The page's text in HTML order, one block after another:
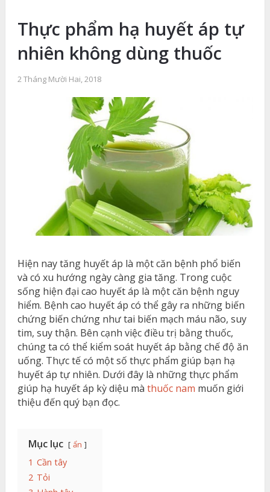
Thực phẩm hạ huyết áp tự
nhiên không dùng thuốc
2 Tháng Mười Hai, 2018
Hiện nay tăng huyết áp là một căn bệnh phổ biến
và có xu hướng ngày càng gia tăng. Trong cuộc
sống hiện đại cao huyết áp là một căn bệnh nguy
hiểm. Bệnh cao huyết áp có thể gây ra những biến
chứng biến chứng như tai biến mạch máu não, suy
tim, suy thận. Bên cạnh việc điều trị bằng thuốc,
chúng ta có thể kiểm soát huyết áp bằng chế độ ăn
uống. Thực tế có một số thực phẩm giúp bạn hạ
huyết áp tự nhiên. Dưới đây là những thực phẩm
giúp hạ huyết áp kỳ diệu mà thuốc nam muốn giới
thiệu đến quý bạn đọc.
Mục lục ẩn
1 Cần tây
2 Tỏi